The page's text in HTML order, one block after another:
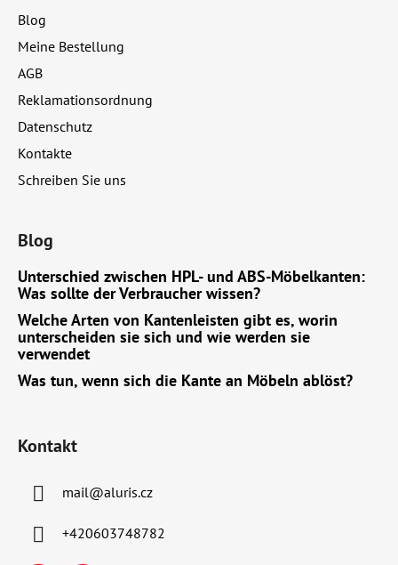
Blog
Meine Bestellung
AGB
Reklamationsordnung
Datenschutz
Kontakte
Schreiben Sie uns
Blog
Unterschied zwischen HPL- und ABS-Möbelkanten:
Was sollte der Verbraucher wissen?
Welche Arten von Kantenleisten gibt es, worin
unterscheiden sie sich und wie werden sie
verwendet
Was tun, wenn sich die Kante an Möbeln ablöst?
Kontakt
mail@aluris.cz
+420603748782